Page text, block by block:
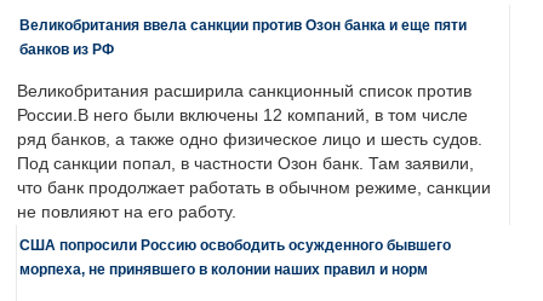
Великобритания ввела санкции против Озон банка и еще пяти
банков из РФ
Великобритания расширила санкционный список против
России.В него были включены 12 компаний, в том числе
ряд банков, а также одно физическое лицо и шесть судов.
Под санкции попал, в частности Озон банк. Там заявили,
что банк продолжает работать в обычном режиме, санкции
не повлияют на его работу.
США попросили Россию освободить осужденного бывшего
морпеха, не принявшего в колонии наших правил и норм